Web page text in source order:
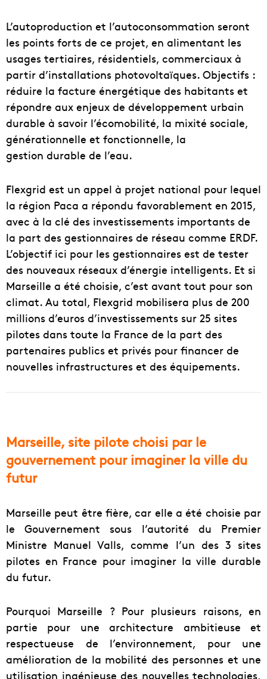
L’autoproduction et l’autoconsommation seront
les points forts de ce projet, en alimentant les
usages tertiaires, résidentiels, commerciaux à
partir d’installations photovoltaïques. Objectifs :
réduire la facture énergétique des habitants et
répondre aux enjeux de développement urbain
durable à savoir l’écomobilité, la mixité sociale,
générationnelle et fonctionnelle, la
gestion durable de l’eau.
Flexgrid est un appel à projet national pour lequel
la région Paca a répondu favorablement en 2015,
avec à la clé des investissements importants de
la part des gestionnaires de réseau comme ERDF.
L’objectif ici pour les gestionnaires est de tester
des nouveaux réseaux d’énergie intelligents. Et si
Marseille a été choisie, c’est avant tout pour son
climat. Au total, Flexgrid mobilisera plus de 200
millions d’euros d’investissements sur 25 sites
pilotes dans toute la France de la part des
partenaires publics et privés pour financer de
nouvelles infrastructures et des équipements.
Marseille, site pilote choisi par le
gouvernement pour imaginer la ville du
futur
Marseille peut être fière, car elle a été choisie par
le Gouvernement sous l’autorité du Premier
Ministre Manuel Valls, comme l’un des 3 sites
pilotes en France pour imaginer la ville durable
du futur.
Pourquoi Marseille ? Pour plusieurs raisons, en
partie pour une architecture ambitieuse et
respectueuse de l’environnement, pour une
amélioration de la mobilité des personnes et une
utilisation ingénieuse des nouvelles technologies,